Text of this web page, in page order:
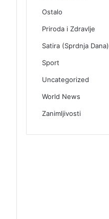
Ostalo
Priroda i Zdravlje
Satira (Sprdnja Dana)
Sport
Uncategorized
World News
Zanimljivosti